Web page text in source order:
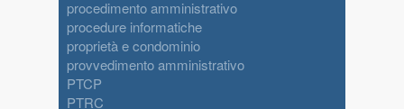
procedimento amministrativo
procedure informatiche
proprietà e condominio
provvedimento amministrativo
PTCP
PTRC